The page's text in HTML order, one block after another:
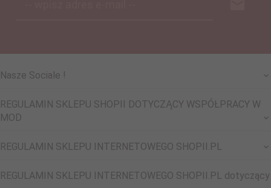
Nasze Sociale !
REGULAMIN SKLEPU SHOPII DOTYCZĄCY WSPÓŁPRACY W
MOD
REGULAMIN SKLEPU INTERNETOWEGO SHOPII.PL
REGULAMIN SKLEPU INTERNETOWEGO SHOPII.PL dotyczący